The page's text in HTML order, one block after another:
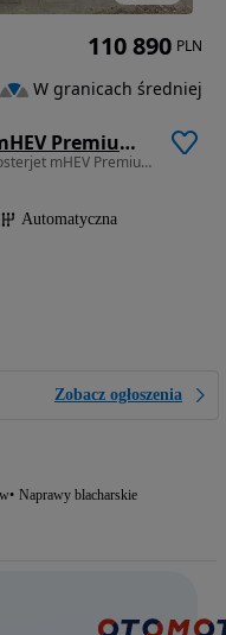
Suzuki Vitara 1.4 Boosterjet mHEV Premium Plus 2WD
1373 cm3 • 110 KM • Suzuki Vitara 1.4 Boosterjet mHEV Premium Plus 2WD 6AT
Automatyczna
Zobacz ogłoszenia
Naprawy blacharskie
110 890 PLN
W granicach średniej